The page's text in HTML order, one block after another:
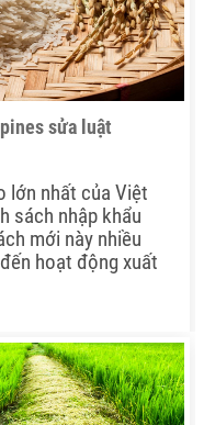
sửa luật
lớn nhất của Việt
sách nhập khẩu
mới này nhiều
hoạt động xuất